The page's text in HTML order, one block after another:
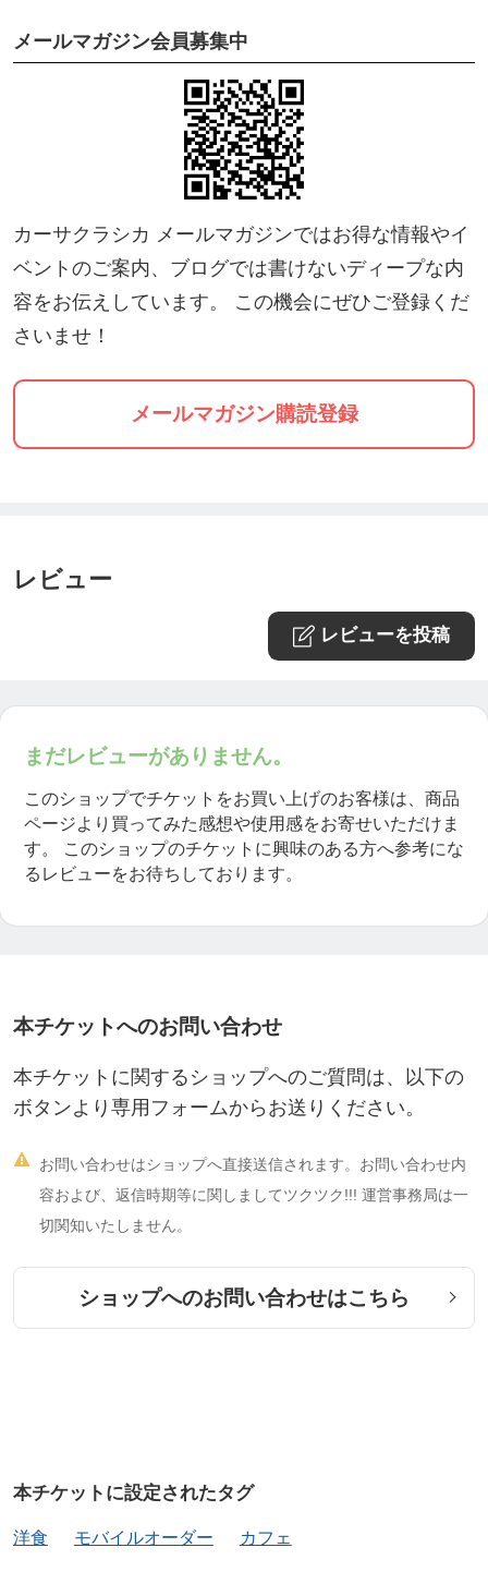
メールマガジン会員募集中
カーサクラシカ メールマガジンではお得な情報やイ
ベントのご案内、ブログでは書けないディープな内
容をお伝えしています。 この機会にぜひご登録くだ
さいませ！
メールマガジン購読登録
レビュー
レビューを投稿
まだレビューがありません。
このショップでチケットをお買い上げのお客様は、商品
ページより買ってみた感想や使用感をお寄せいただけま
す。
このショップのチケットに興味のある方へ参考にな
るレビューをお待ちしております。
本チケットへのお問い合わせ
本チケットに関するショップへのご質問は、以下の
ボタンより専用フォームからお送りください。

お問い合わせはショップへ直接送信されます。お問い合わせ内
容および、返信時期等に関しましてツクツク!!! 運営事務局は一
切関知いたしません。
ショップへのお問い合わせはこちら
本チケットに設定されたタグ
洋食 モバイルオーダー カフェ